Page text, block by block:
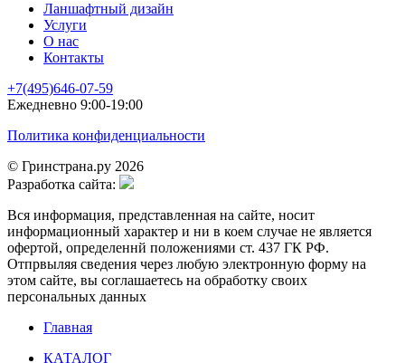
Ланшафтный дизайн
Услуги
О нас
Контакты
+7(495)646-07-59
Ежедневно 9:00-19:00
Политика конфиденциальности
© Гринстрана.ру 2026
Разработка сайта:
Вся информация, представленная на сайте, носит
информационный характер и ни в коем случае не является
офертой, определеннй положениями ст. 437 ГК РФ.
Отпрвыляя сведения через любую электронную форму на
этом сайте, вы соглашаетесь на обработку своих
персональных данных
Главная
КАТАЛОГ